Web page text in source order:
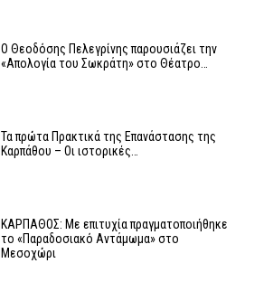
Ο Θεοδόσης Πελεγρίνης παρουσιάζει την
«Απολογία του Σωκράτη» στο Θέατρο…
Τα πρώτα Πρακτικά της Επανάστασης της
Καρπάθου – Οι ιστορικές…
ΚΑΡΠΑΘΟΣ: Με επιτυχία πραγματοποιήθηκε
το «Παραδοσιακό Αντάμωμα» στο
Μεσοχώρι